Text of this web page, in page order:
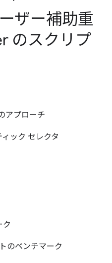
ザー補助重
のスクリプ
アプローチ
ック セレクタ
ク
のベンチマーク